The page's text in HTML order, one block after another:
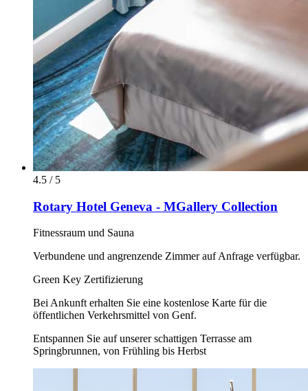
4.5 / 5
Rotary Hotel Geneva - MGallery Collection
Fitnessraum und Sauna
Verbundene und angrenzende Zimmer auf Anfrage verfügbar.
Green Key Zertifizierung
Bei Ankunft erhalten Sie eine kostenlose Karte für die
öffentlichen Verkehrsmittel von Genf.
Entspannen Sie auf unserer schattigen Terrasse am
Springbrunnen, von Frühling bis Herbst